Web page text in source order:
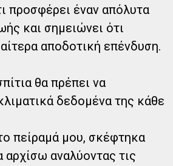
προσφέρει έναν απόλυτα
και σημειώνει ότι
αποδοτική επένδυση.
θα πρέπει να
δεδομένα της κάθε
πείραμά μου, σκέφτηκα
αρχίσω αναλύοντας τις